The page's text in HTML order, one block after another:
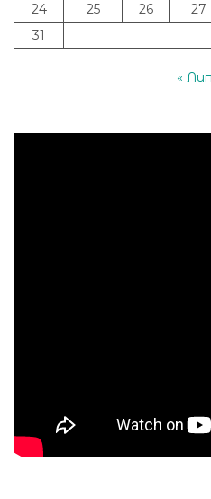
24
25 26 27
31
« Лип